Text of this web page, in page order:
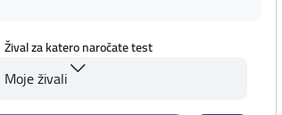
Žival za katero naročate test
Moje živali